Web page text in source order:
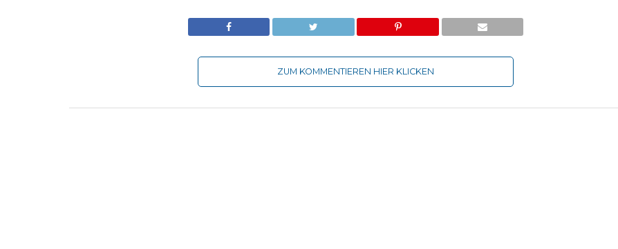
ZUM KOMMENTIEREN HIER KLICKEN